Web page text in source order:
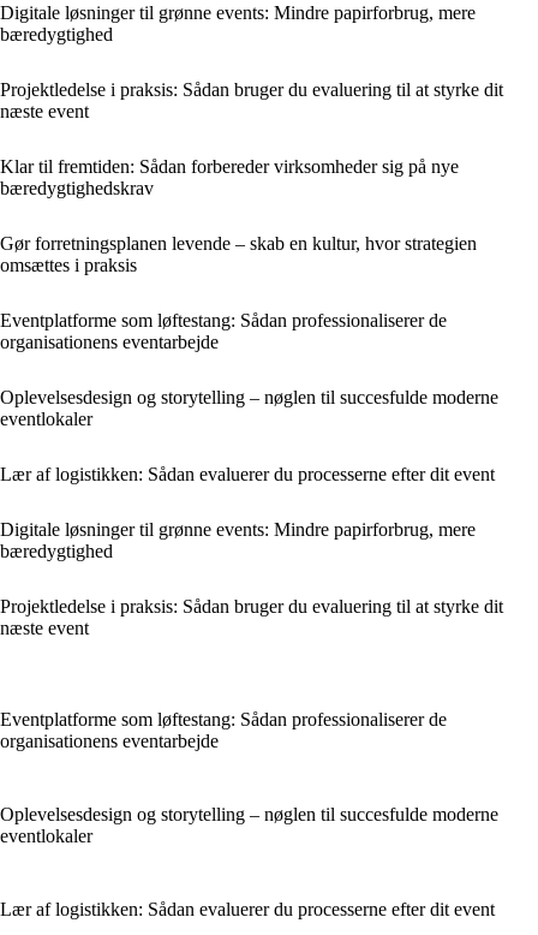
Digitale løsninger til grønne events: Mindre papirforbrug, mere
bæredygtighed
Projektledelse i praksis: Sådan bruger du evaluering til at styrke dit
næste event
Klar til fremtiden: Sådan forbereder virksomheder sig på nye
bæredygtighedskrav
Gør forretningsplanen levende – skab en kultur, hvor strategien
omsættes i praksis
Eventplatforme som løftestang: Sådan professionaliserer de
organisationens eventarbejde
Oplevelsesdesign og storytelling – nøglen til succesfulde moderne
eventlokaler
Lær af logistikken: Sådan evaluerer du processerne efter dit event
Digitale løsninger til grønne events: Mindre papirforbrug, mere
bæredygtighed
Projektledelse i praksis: Sådan bruger du evaluering til at styrke dit
næste event
Eventplatforme som løftestang: Sådan professionaliserer de
organisationens eventarbejde
Oplevelsesdesign og storytelling – nøglen til succesfulde moderne
eventlokaler
Lær af logistikken: Sådan evaluerer du processerne efter dit event